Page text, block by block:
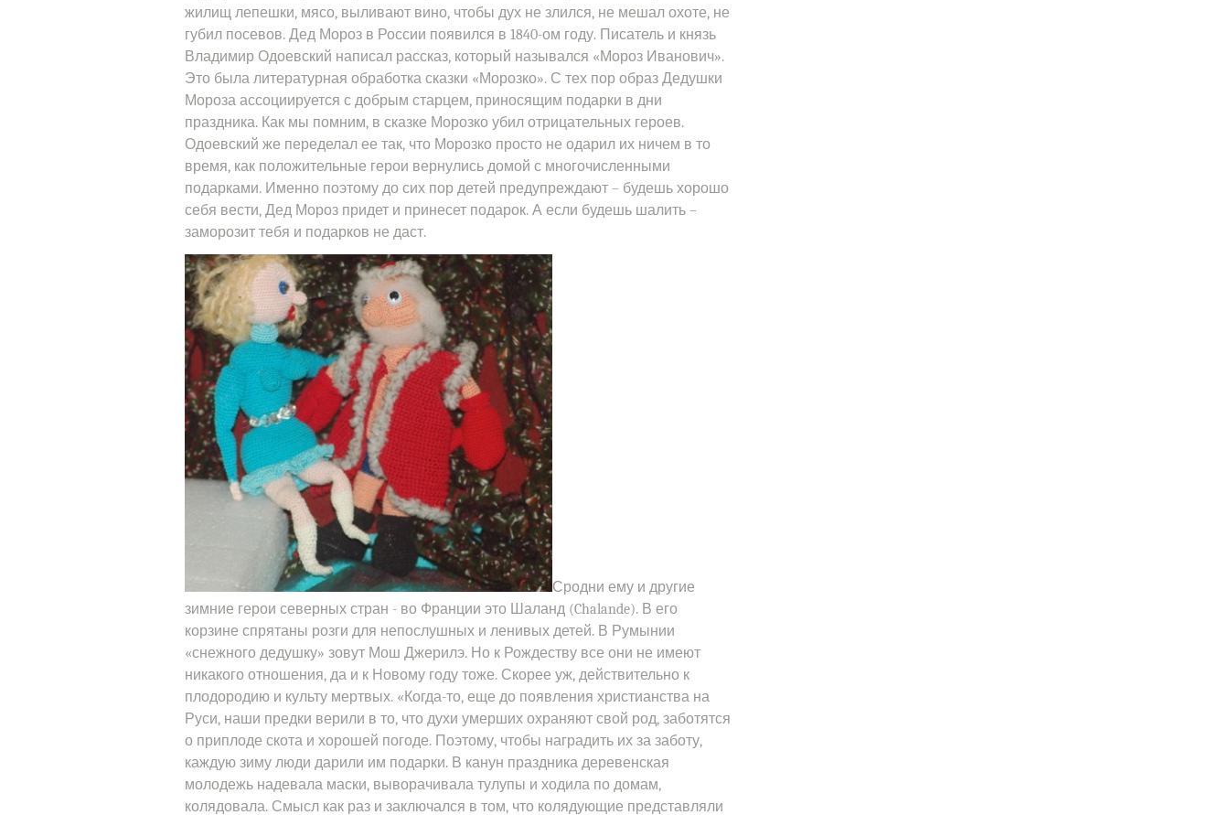
жилищ лепешки, мясо, выливают вино, чтобы дух не злился, не мешал охоте, не
губил посевов. Дед Мороз в России появился в 1840-ом году. Писатель и князь
Владимир Одоевский написал рассказ, который назывался «Мороз Иванович».
Это была литературная обработка сказки «Морозко». С тех пор образ Дедушки
Мороза ассоциируется с добрым старцем, приносящим подарки в дни
праздника. Как мы помним, в сказке Морозко убил отрицательных героев.
Одоевский же переделал ее так, что Морозко просто не одарил их ничем в то
время, как положительные герои вернулись домой с многочисленными
подарками. Именно поэтому до сих пор детей предупреждают – будешь хорошо
себя вести, Дед Мороз придет и принесет подарок. А если будешь шалить –
заморозит тебя и подарков не даст.
Сродни ему и другие
зимние герои северных стран - во Франции это Шаланд (Chalande). В его
корзине спрятаны розги для непослушных и ленивых детей. В Румынии
«снежного дедушку» зовут Мош Джерилэ. Но к Рождеству все они не имеют
никакого отношения, да и к Новому году тоже. Скорее уж, действительно к
плодородию и культу мертвых. «Когда-то, еще до появления христианства на
Руси, наши предки верили в то, что духи умерших охраняют свой род, заботятся
о приплоде скота и хорошей погоде. Поэтому, чтобы наградить их за заботу,
каждую зиму люди дарили им подарки. В канун праздника деревенская
молодежь надевала маски, выворачивала тулупы и ходила по домам,
колядовала. Смысл как раз и заключался в том, что колядующие представляли